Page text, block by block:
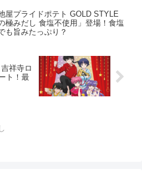
屋プライドポテト GOLD STYLE
極みだし 食塩不使用」登場！食塩
も旨みたっぷり？
祥寺ロ
ト！最